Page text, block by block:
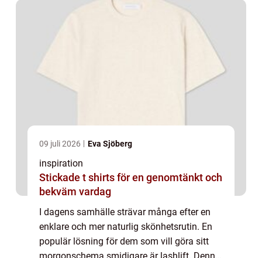
09 juli 2026 Eva Sjöberg
inspiration
Stickade t shirts för en genomtänkt och
bekväm vardag
I dagens samhälle strävar många efter en
enklare och mer naturlig skönhetsrutin. En
populär lösning för dem som vill göra sitt
morgonschema smidigare är lashlift. Denna